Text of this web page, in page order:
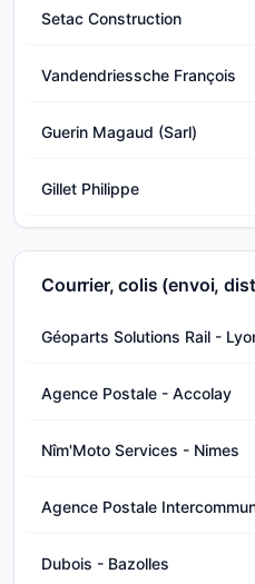
Setac Construction
Vandendriessche François
Guerin Magaud (Sarl)
Gillet Philippe
Courrier, colis (envoi,
Géoparts Solutions Rail -
Agence Postale - Accolay
Nîm'Moto Services - Nimes
Agence Postale
Dubois - Bazolles